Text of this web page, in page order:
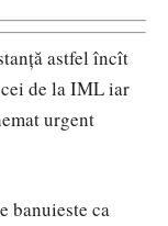
astfel încît
de la IML iar
urgent
banuieste ca